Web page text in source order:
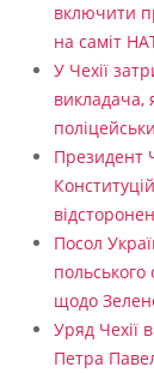
включити
на саміт
У Чехії
викладача,
Президент
Посол
щодо
Уряд Чехії
Петра